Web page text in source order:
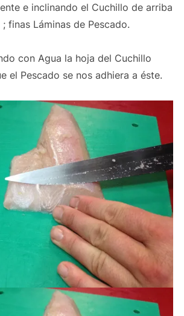
e inclinando el Cuchillo de arriba
finas Láminas de Pescado.
con Agua la hoja del Cuchillo
el Pescado se nos adhiera a éste.